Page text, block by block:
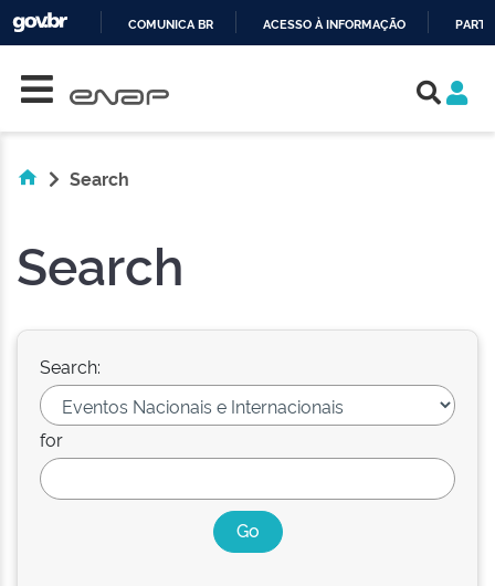
COMUNICA BR ACESSO À INFORMAÇÃO
Search
Search
Search:
for